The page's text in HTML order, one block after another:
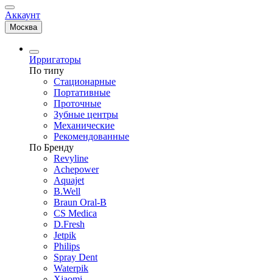
Аккаунт
Москва
Ирригаторы
По типу
Стационарные
Портативные
Проточные
Зубные центры
Механические
Рекомендованные
По Бренду
Revyline
Achepower
Aquajet
B.Well
Braun Oral-B
CS Medica
D.Fresh
Jetpik
Philips
Spray Dent
Waterpik